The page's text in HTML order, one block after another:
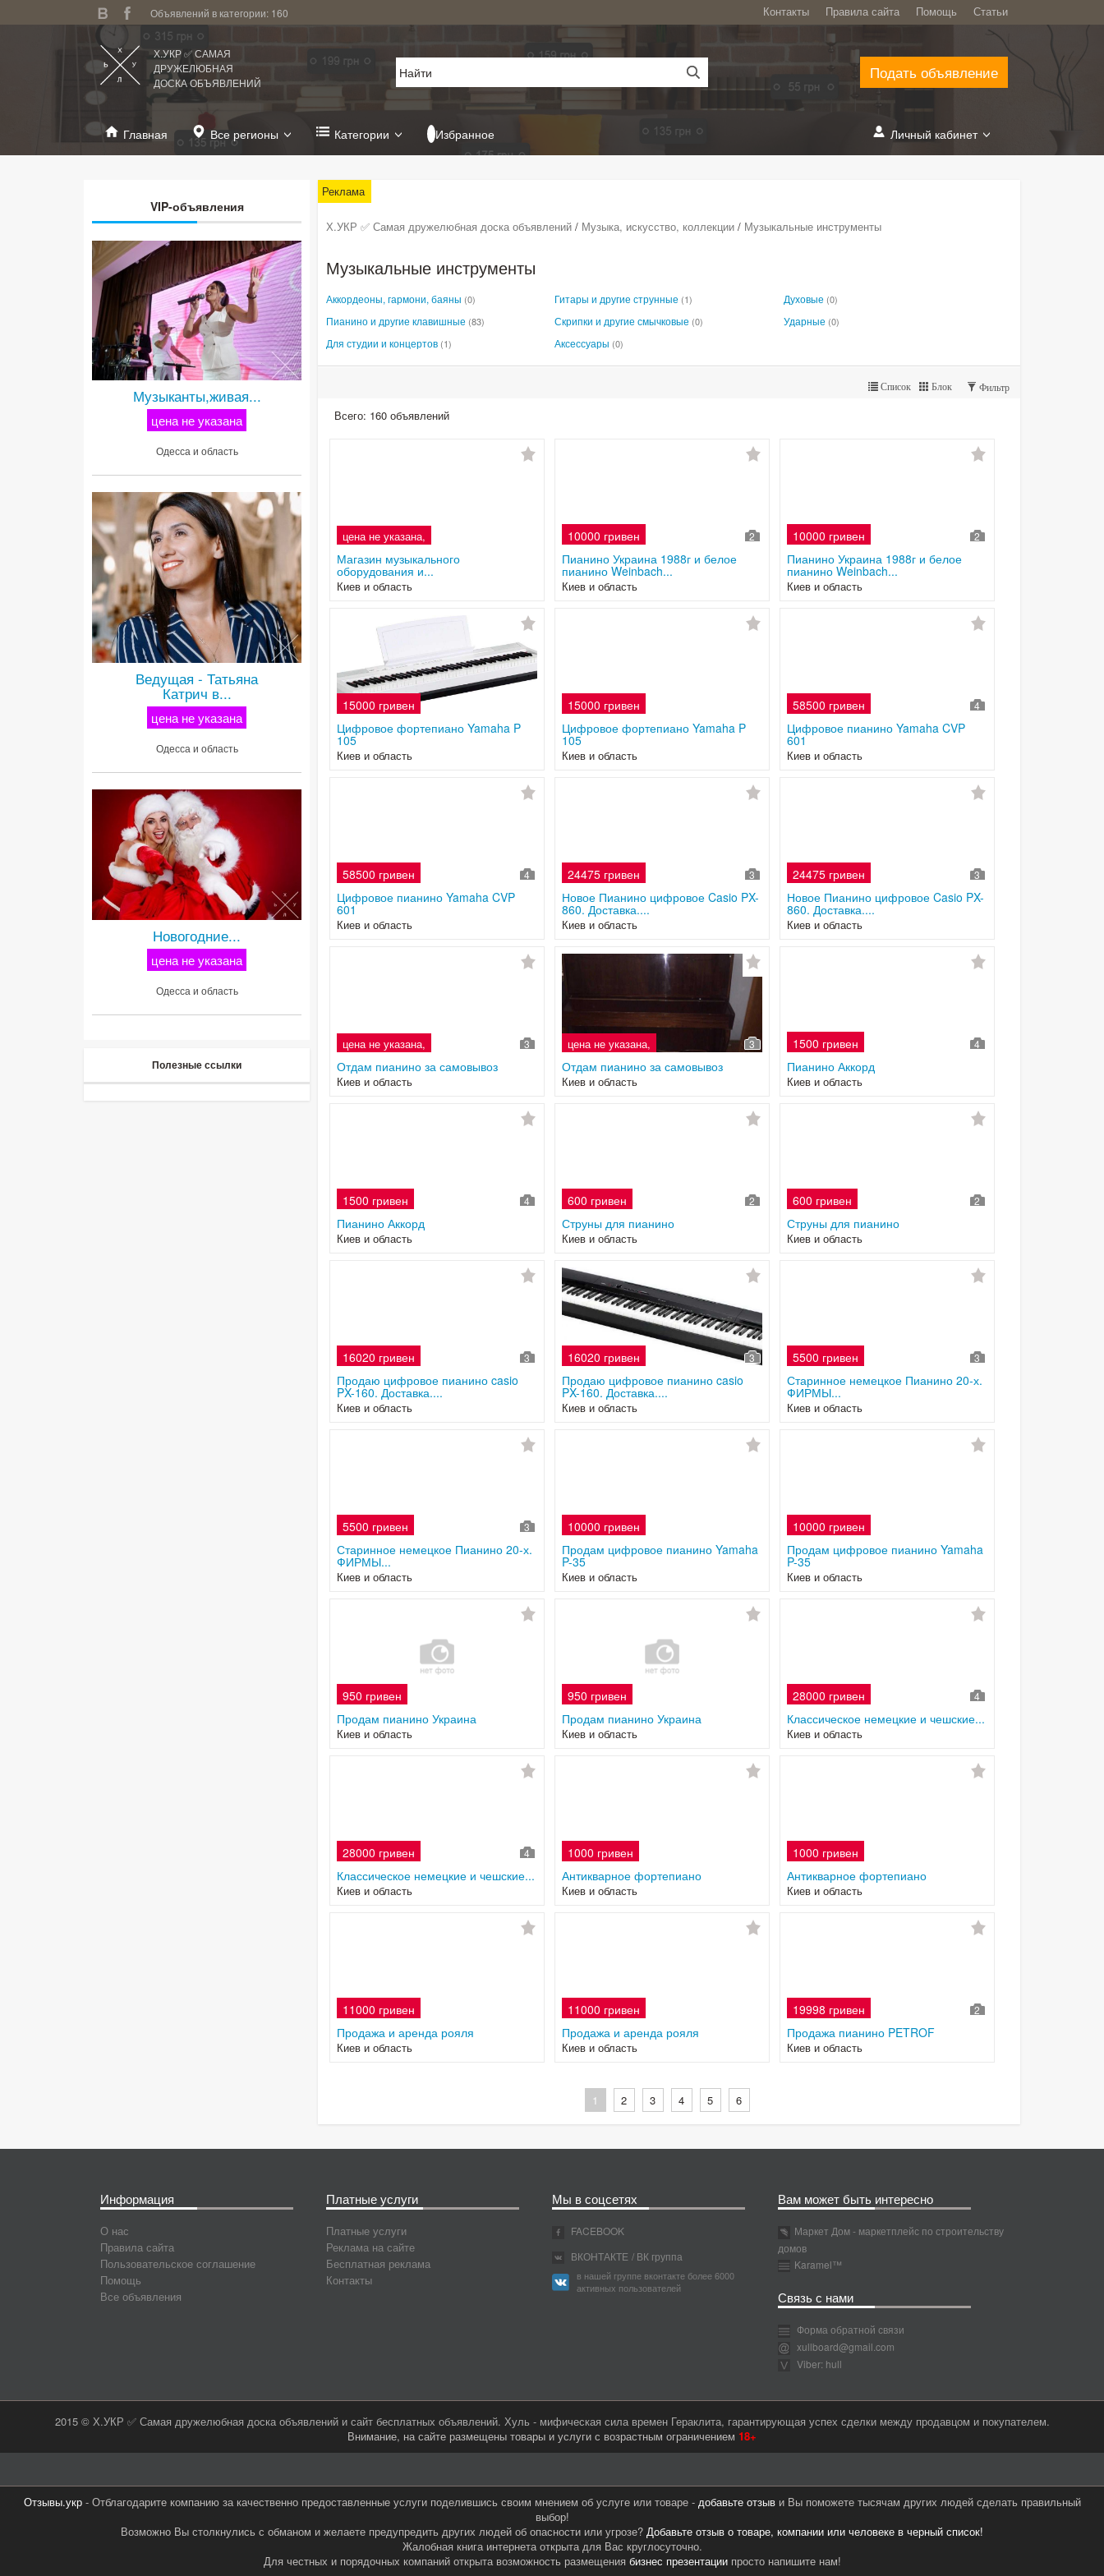
Объявлений в категории: 160 Контакты Правила сайта Помощь Статьи
Х.УКР ✅ САМАЯ
ДРУЖЕЛЮБНАЯ
ДОСКА ОБЪЯВЛЕНИЙ
Подать объявление
Главная Все регионы Категории Избранное Личный кабинет
Реклама
Х.УКР ✅ Самая дружелюбная доска объявлений / Музыка, искусство, коллекции / Музыкальные инструменты
Музыкальные инструменты
Аккордеоны, гармони, баяны (0) Гитары и другие струнные (1) Духовые (0)
Пианино и другие клавишные (83) Скрипки и другие смычковые (0) Ударные (0)
Для студии и концертов (1) Аксессуары (0)
Список Блок Фильтр
Всего: 160 объявлений
цена не указана,
Магазин музыкального
оборудования и...
Киев и область
10000 гривен 2
Пианино Украина 1988г и белое
пианино Weinbach...
Киев и область
10000 гривен 2
Пианино Украина 1988г и белое
пианино Weinbach...
Киев и область
15000 гривен
Цифровое фортепиано Yamaha P
105
Киев и область
15000 гривен
Цифровое фортепиано Yamaha P
105
Киев и область
58500 гривен 4
Цифровое пианино Yamaha CVP
601
Киев и область
58500 гривен 4
Цифровое пианино Yamaha CVP
601
Киев и область
24475 гривен 3
Новое Пианино цифровое Casio PX-
860. Доставка....
Киев и область
24475 гривен 3
Новое Пианино цифровое Casio PX-
860. Доставка....
Киев и область
цена не указана, 3
Отдам пианино за самовывоз
Киев и область
цена не указана, 3
Отдам пианино за самовывоз
Киев и область
1500 гривен 4
Пианино Аккорд
Киев и область
1500 гривен 4
Пианино Аккорд
Киев и область
600 гривен 2
Струны для пианино
Киев и область
600 гривен 2
Струны для пианино
Киев и область
16020 гривен 3
Продаю цифровое пианино casio
PX-160. Доставка....
Киев и область
16020 гривен 3
Продаю цифровое пианино casio
PX-160. Доставка....
Киев и область
5500 гривен 3
Старинное немецкое Пианино 20-х.
ФИРМЫ...
Киев и область
5500 гривен 3
Старинное немецкое Пианино 20-х.
ФИРМЫ...
Киев и область
10000 гривен
Продам цифровое пианино Yamaha
P-35
Киев и область
10000 гривен
Продам цифровое пианино Yamaha
P-35
Киев и область
950 гривен
Продам пианино Украина
Киев и область
950 гривен
Продам пианино Украина
Киев и область
28000 гривен 4
Классическое немецкие и чешские...
Киев и область
28000 гривен 4
Классическое немецкие и чешские...
Киев и область
1000 гривен
Антикварное фортепиано
Киев и область
1000 гривен
Антикварное фортепиано
Киев и область
11000 гривен
Продажа и аренда рояля
Киев и область
11000 гривен
Продажа и аренда рояля
Киев и область
19998 гривен 2
Продажа пианино PETROF
Киев и область
1 2 3 4 5 6
VIP-объявления
Музыканты,живая...
цена не указана
Одесса и область
Ведущая - Татьяна
Катрич в...
цена не указана
Одесса и область
Новогодние...
цена не указана
Одесса и область
Полезные ссылки
Информация
О нас
Правила сайта
Пользовательское соглашение
Помощь
Все объявления
Платные услуги
Платные услуги
Реклама на сайте
Бесплатная реклама
Контакты
Мы в соцсетях
FACEBOOK
ВКОНТАКТЕ / ВК группа
в нашей группе вконтакте более 6000
активных пользователей
Вам может быть интересно
Маркет Дом - маркетплейс по строительству
домов
Karamel™
Связь с нами
Форма обратной связи
xullboard@gmail.com
Viber: hull
2015 © Х.УКР ✅ Самая дружелюбная доска объявлений и сайт бесплатных объявлений. Хуль - мифическая сила времен Гераклита, гарантирующая успех сделки между продавцом и покупателем.
Внимание, на сайте размещены товары и услуги с возрастным ограничением 18+
Отзывы.укр- Отблагодарите компанию за качественно предоставленные услуги поделившись своим мнением об услуге или товаре - добавьте отзыви Вы поможете тысячам других людей сделать правильный
выбор!
Возможно Вы столкнулись с обманом и желаете предупредить других людей об опасности или угрозе? Добавьте отзыв о товаре, компании или человеке в черный список!
Жалобная книга интернета открыта для Вас круглосуточно.
Для честных и порядочных компаний открыта возможность размещения бизнес презентациипросто напишите нам!